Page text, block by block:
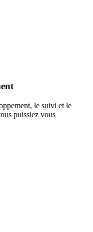
le suivi et le
puissiez vous